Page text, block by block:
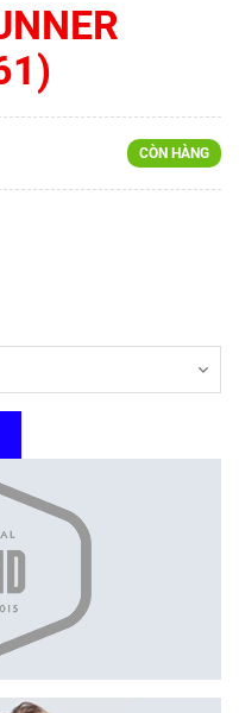
CÒN HÀNG